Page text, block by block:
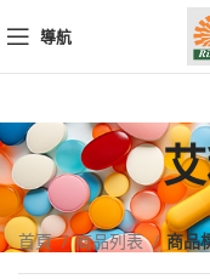
導航
首頁 商品列表 商品